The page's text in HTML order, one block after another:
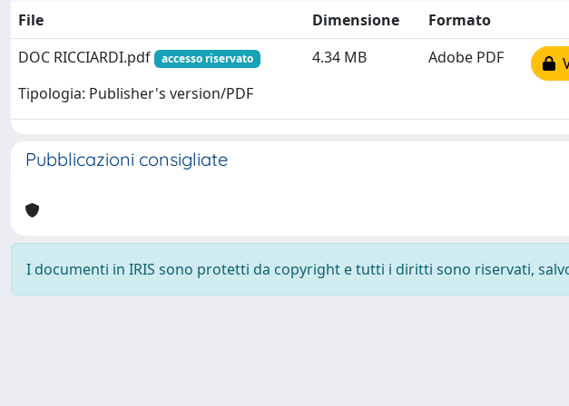
File Dimensione
Formato
DOC RICCIARDI.pdf
accesso riservato
Tipologia: Publisher's version/PDF
4.34 MB Adobe PDF
Pubblicazioni consigliate
I documenti in IRIS sono protetti da copyright e tutti i diritti sono riservati,